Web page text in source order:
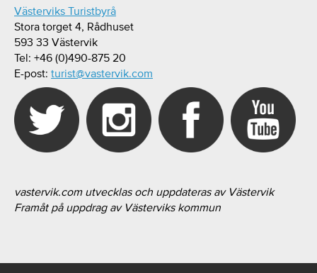
Västerviks Turistbyrå
Stora torget 4, Rådhuset
593 33 Västervik
Tel: +46 (0)490-875 20
E-post: turist@vastervik.com
vastervik.com utvecklas och uppdateras av Västervik
Framåt på uppdrag av Västerviks kommun